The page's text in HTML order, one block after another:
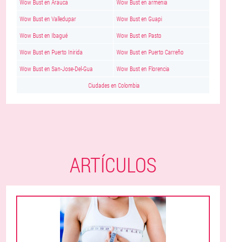
Wow Bust en Arauca Wow Bust en armenia
Wow Bust en Valledupar Wow Bust en Guapi
Wow Bust en Ibagué Wow Bust en Pasto
Wow Bust en Puerto Inirida Wow Bust en Puerto Carreño
Wow Bust en San-Jose-Del-Gua Wow Bust en Florencia
Ciudades en Colombia
ARTÍCULOS